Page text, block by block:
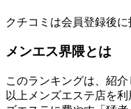
クチコミは会員登録後に
メンエス界隈とは
このランキングは、紹
以上メンズエステ店を